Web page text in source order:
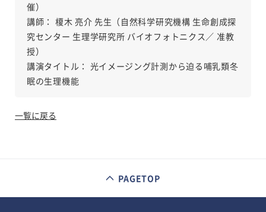
催）
講師： 榎木 亮介 先生（自然科学研究機構 生命創成探
究センター 生理学研究所 バイオフォトニクス／ 准教
授）
講演タイトル： 光イメージング計測から迫る哺乳類冬
眠の生理機能
一覧に戻る
PAGETOP